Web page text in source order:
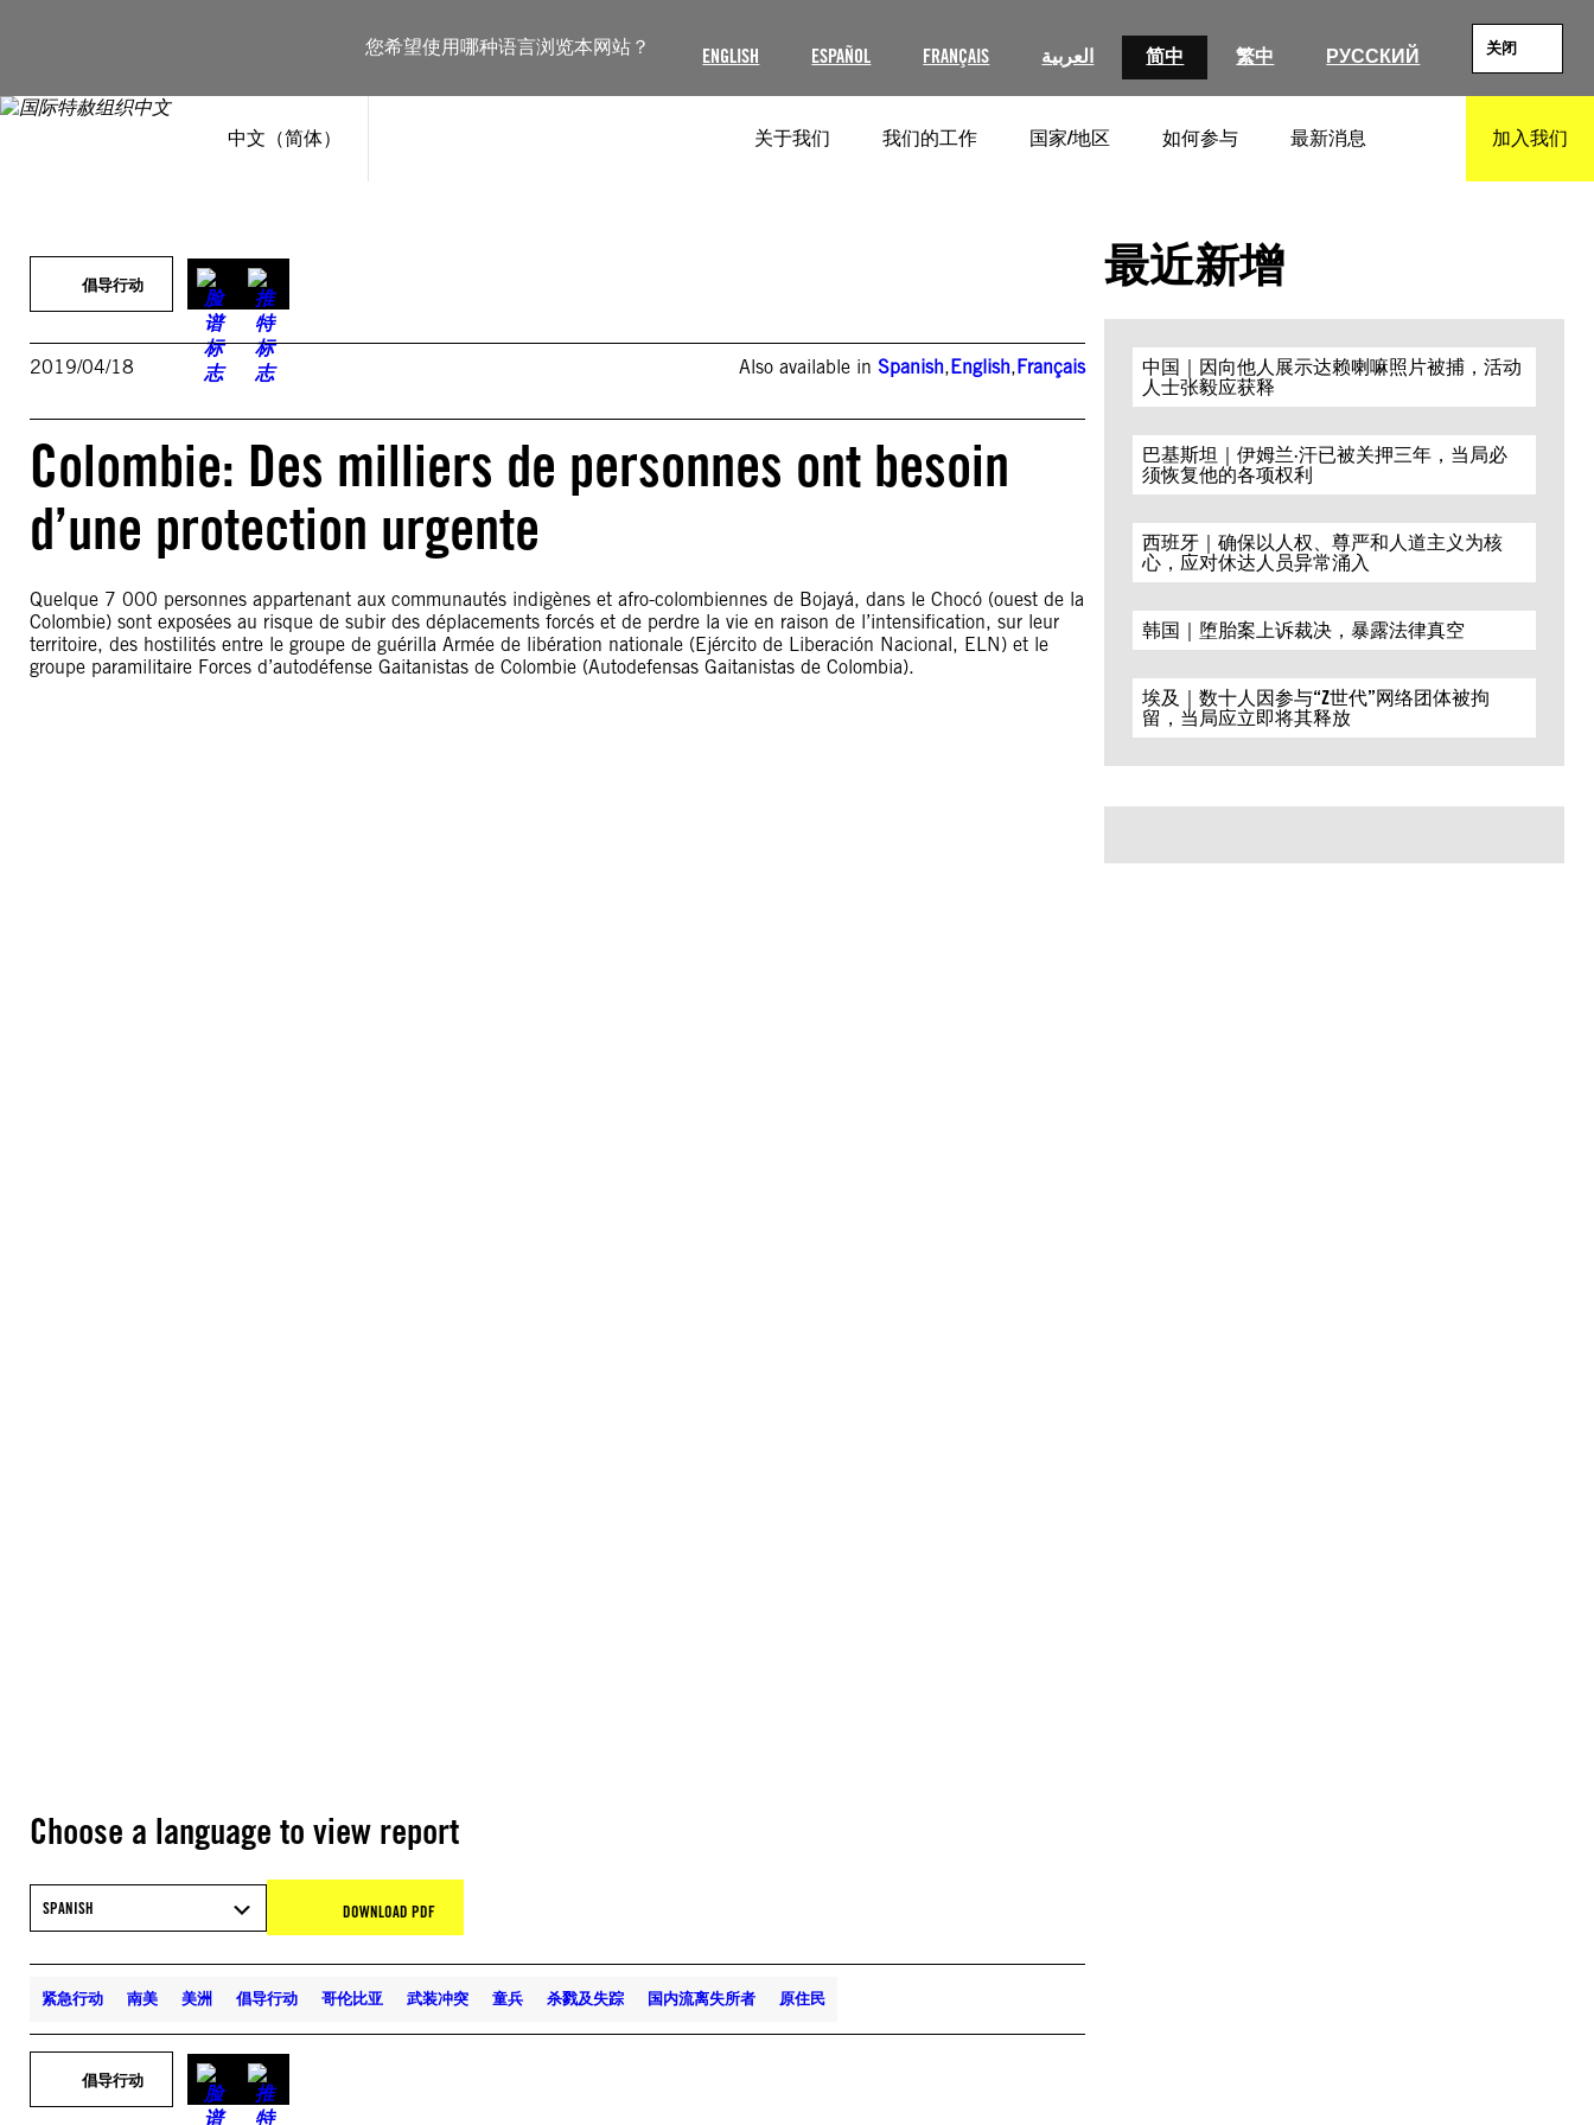
您希望使用哪种语言浏览本网站？ ENGLISH ESPAÑOL FRANÇAIS العربية 简中 繁中 РУССКИЙ 关闭
中文（简体） 关于我们 我们的工作 国家/地区 如何参与 最新消息 加入我们
倡导行动
2019/04/18 Also available inSpanish,English,Français
Colombie: Des milliers de personnes ont besoin
d’une protection urgente
Quelque 7 000 personnes appartenant aux communautés indigènes et afro-colombiennes de Bojayá, dans le Chocó (ouest de la
Colombie) sont exposées au risque de subir des déplacements forcés et de perdre la vie en raison de l’intensification, sur leur
territoire, des hostilités entre le groupe de guérilla Armée de libération nationale (Ejército de Liberación Nacional, ELN) et le
groupe paramilitaire Forces d’autodéfense Gaitanistas de Colombie (Autodefensas Gaitanistas de Colombia).
Choose a language to view report
SPANISH DOWNLOAD PDF
紧急行动 南美 美洲 倡导行动 哥伦比亚 武装冲突 童兵 杀戮及失踪 国内流离失所者 原住民
倡导行动
最近新增
中国｜因向他人展示达赖喇嘛照片被捕，活动
人士张毅应获释
巴基斯坦｜伊姆兰·汗已被关押三年，当局必
须恢复他的各项权利
西班牙｜确保以人权、尊严和人道主义为核
心，应对休达人员异常涌入
韩国｜堕胎案上诉裁决，暴露法律真空
埃及｜数十人因参与“Z世代”网络团体被拘
留，当局应立即将其释放